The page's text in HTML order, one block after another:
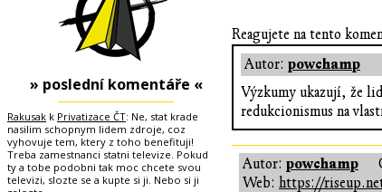
Reagujete na tento
Autor: powchamp
Výzkumy ukazují, že
redukcionismus na
Autor: powchamp
Web: https://
» poslední komentáře «
Rakusak k Privatizace ČT: Ne, stat krade
nasilim schopnym lidem zdroje, coz
vyhovuje tem, ktery z toho benefituji!
Treba zamestnanci statni televize. Pokud
ty a tobe podobni tak moc chcete svou
televizi, slozte se a kupte si ji. Nebo si ji